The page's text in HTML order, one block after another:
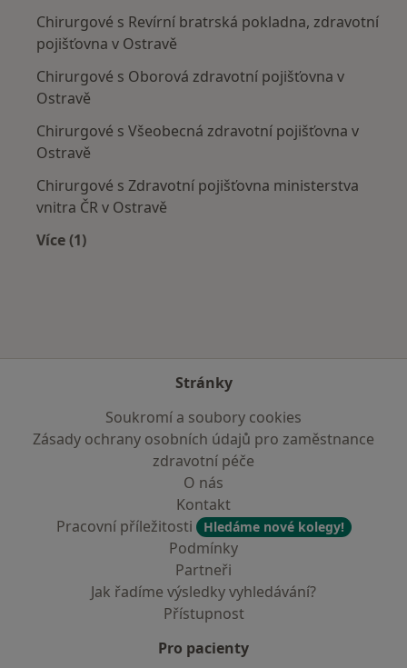
Chirurgové s Revírní bratrská pokladna, zdravotní
pojišťovna v Ostravě
Chirurgové s Oborová zdravotní pojišťovna v
Ostravě
Chirurgové s Všeobecná zdravotní pojišťovna v
Ostravě
Chirurgové s Zdravotní pojišťovna ministerstva
vnitra ČR v Ostravě
Více (1)
Stránky
Soukromí a soubory cookies
Zásady ochrany osobních údajů pro zaměstnance
zdravotní péče
O nás
Kontakt
Pracovní příležitosti
Hledáme nové kolegy!
Podmínky
Partneři
Jak řadíme výsledky vyhledávání?
Přístupnost
Pro pacienty